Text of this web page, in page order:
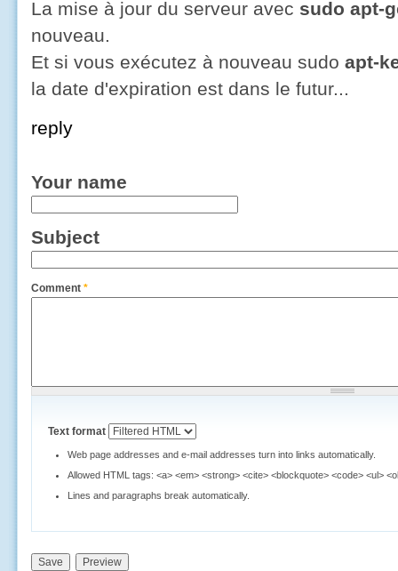
La mise à jour du serveur avec sudo apt-
nouveau.
Et si vous exécutez à nouveau sudo apt-
la date d'expiration est dans le futur...
reply
Your name
Subject
Comment *
Text format
Web page addresses and e-mail addresses turn into links automatically.
Allowed HTML tags: <a> <em> <strong> <cite> <blockquote> <code> <ul>
Lines and paragraphs break automatically.